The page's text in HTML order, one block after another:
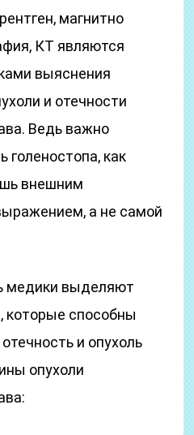
магнитно
КТ являются
выяснения
и отечности
Ведь важно
голеностопа, как
внешним
а не самой
медики выделяют
которые способны
и опухоль
опухоли